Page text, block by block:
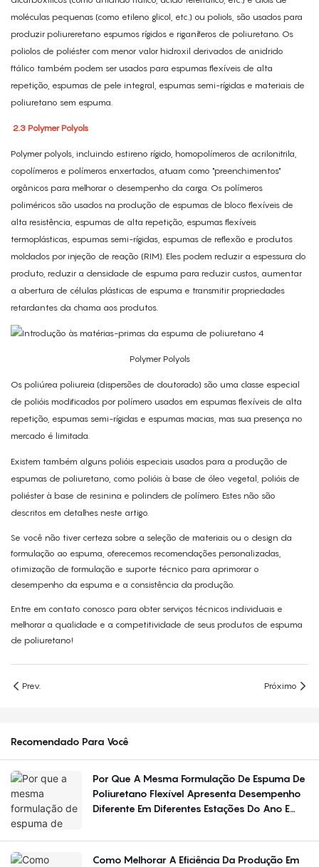
moléculas pequenas (como etileno glicol, etc.) ou poliols, são usados ​​para
produzir poliureretano espumos rígidos e riganíferos de poliuretano. Os
poliolos de poliéster com menor valor hidroxil derivados de anidrido
ftálico também podem ser usados ​​para espumas flexíveis de alta
repetição, espumas de pele integral, espumas semi-rígidas e materiais de
poliuretano sem espuma.
2.3 Polymer Polyols
Polymer polyols, incluindo estireno rígido, homopolímeros de acrilonitrila,
copolímeros e polímeros enxertados, atuam como "preenchimentos"
orgânicos para melhorar o desempenho da carga. Os polímeros
poliméricos são usados ​​na produção de espumas de bloco flexíveis de
alta resistência, espumas de alta repetição, espumas flexíveis
termoplásticas, espumas semi-rígidas, espumas de reflexão e produtos
moldados por injeção de reação (RIM). Eles podem reduzir a espessura do
produto, reduzir a densidade de espuma para reduzir custos, aumentar
a abertura de células plásticas de espuma e transmitir propriedades
retardantes da chama aos produtos.
Polymer Polyols
Os poliúrea poliureia (dispersões de doutorado) são uma classe especial
de polióis modificados por polímero usados ​​em espumas flexíveis de alta
repetição, espumas semi-rígidas e espumas macias, mas sua presença no
mercado é limitada.
Existem também alguns polióis especiais usados ​​para a produção de
espumas de poliuretano, como polióis à base de óleo vegetal, polióis de
poliéster à base de resinina e polinders de polímero. Estes não são
descritos em detalhes neste artigo.
Se você não tiver certeza sobre a seleção de materiais ou o design da
formulação ao espuma, oferecemos recomendações personalizadas,
otimização de formulação e suporte técnico para aprimorar o
desempenho da espuma e a consistência da produção.
Entre em contato conosco para obter serviços técnicos individuais e
melhorar a qualidade e a competitividade de seus produtos de espuma
de poliuretano!
Prev. Próximo
Recomendado Para Você
Por Que A Mesma Formulação De Espuma De
Poliuretano Flexível Apresenta Desempenho
Diferente Em Diferentes Estações Do Ano E
Como Melhorar A Eficiência Da Produção Em